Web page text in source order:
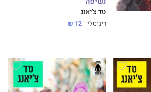
טד צ'יאנג
דיגיטלי 12 ₪